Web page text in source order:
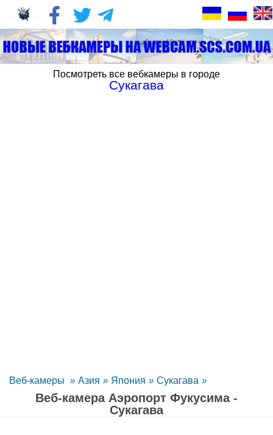
Посмотреть все вебкамеры в городе
Сукагава
Веб-камеры » Азия » Япония » Сукагава »
Веб-камера Аэропорт Фукусима -
Сукагава